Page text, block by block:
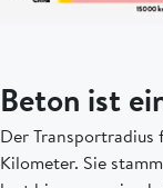
Beton ist
Der
Kilometer. Sie